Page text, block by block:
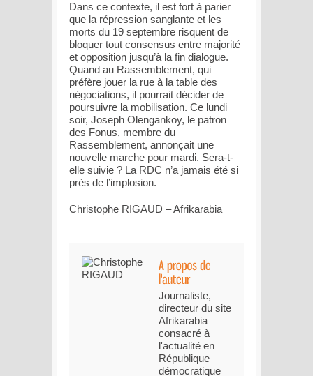
Dans ce contexte, il est fort à parier
que la répression sanglante et les
morts du 19 septembre risquent de
bloquer tout consensus entre majorité
et opposition jusqu’à la fin dialogue.
Quand au Rassemblement, qui
préfère jouer la rue à la table des
négociations, il pourrait décider de
poursuivre la mobilisation. Ce lundi
soir, Joseph Olengankoy, le patron
des Fonus, membre du
Rassemblement, annonçait une
nouvelle marche pour mardi. Sera-t-
elle suivie ? La RDC n’a jamais été si
près de l’implosion.
Christophe RIGAUD – Afrikarabia
Journaliste,
directeur du site
Afrikarabia
consacré à
l'actualité en
République
démocratique